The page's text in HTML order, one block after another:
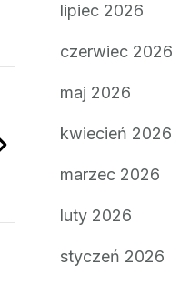
lipiec 2026
czerwiec 2026
maj 2026
kwiecień 2026
marzec 2026
luty 2026
styczeń 2026